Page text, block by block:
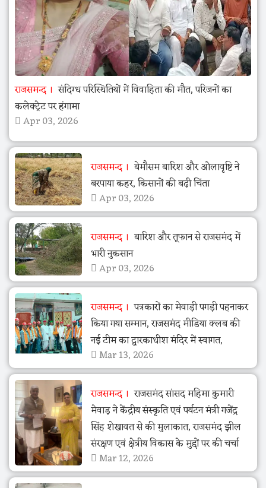
राजसमन्द
संदिग्ध परिस्थितियों में विवाहिता की मौत, परिजनों का
कलेक्ट्रेट पर हंगामा
Apr 03, 2026
राजसमन्द
बेमौसम बारिश और ओलावृष्टि ने
बरपाया कहर, किसानों की बढ़ी चिंता
Apr 03, 2026
राजसमन्द
बारिश और तूफान से राजसमंद में
भारी नुकसान
Apr 03, 2026
राजसमन्द
पत्रकारों का मेवाड़ी पगड़ी पहनाकर
किया गया सम्मान, राजसमंद मीडिया क्लब की
नई टीम का द्वारकाधीश मंदिर में स्वागत,
Mar 13, 2026
राजसमन्द
राजसमंद सांसद महिमा कुमारी
मेवाड़ ने केंद्रीय संस्कृति एवं पर्यटन मंत्री गजेंद्र
सिंह शेखावत से की मुलाकात, राजसमंद झील
संरक्षण एवं क्षेत्रीय विकास के मुद्दों पर की चर्चा
Mar 12, 2026